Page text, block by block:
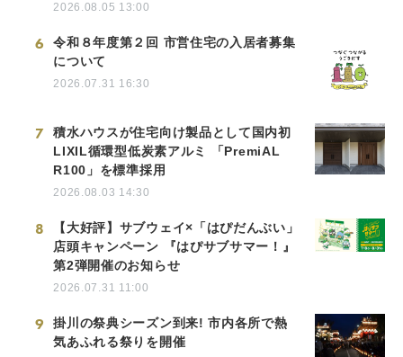
2026.08.05 13:00
6
令和８年度第２回 市営住宅の入居者募集
について
2026.07.31 16:30
7
積水ハウスが住宅向け製品として国内初
LIXIL循環型低炭素アルミ 「PremiAL
R100」を標準採用
2026.08.03 14:30
8
【大好評】サブウェイ×「はぴだんぶい」
店頭キャンペーン 『はぴサブサマー！』
第2弾開催のお知らせ
2026.07.31 11:00
9
掛川の祭典シーズン到来! 市内各所で熱
気あふれる祭りを開催